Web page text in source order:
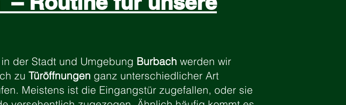
der Stadt und Umgebung Burbach werden wir
zu Türöffnungen ganz unterschiedlicher Art
Meistens ist die Eingangstür zugefallen, oder sie